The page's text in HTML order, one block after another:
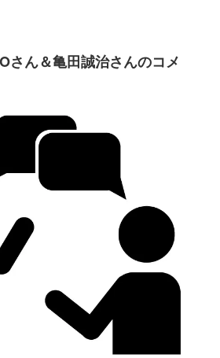
さん＆亀田誠治さんのコメ